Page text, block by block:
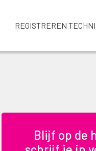
REGISTREREN
Blijf op de